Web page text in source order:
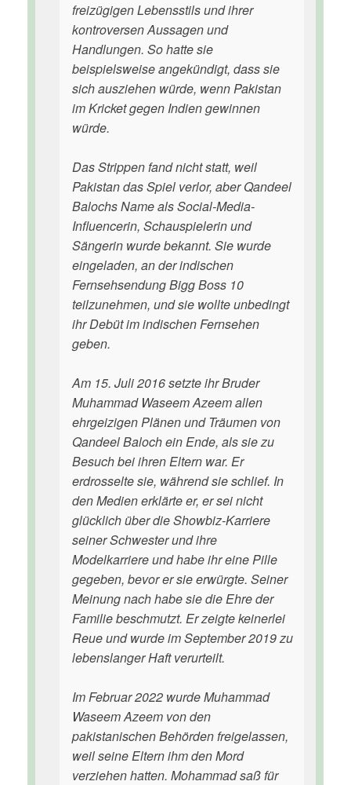
freizügigen Lebensstils und ihrer
kontroversen Aussagen und
Handlungen. So hatte sie
beispielsweise angekündigt, dass sie
sich ausziehen würde, wenn Pakistan
im Kricket gegen Indien gewinnen
würde.
Das Strippen fand nicht statt, weil
Pakistan das Spiel verlor, aber Qandeel
Balochs Name als Social-Media-
Influencerin, Schauspielerin und
Sängerin wurde bekannt. Sie wurde
eingeladen, an der indischen
Fernsehsendung Bigg Boss 10
teilzunehmen, und sie wollte unbedingt
ihr Debüt im indischen Fernsehen
geben.
Am 15. Juli 2016 setzte ihr Bruder
Muhammad Waseem Azeem allen
ehrgeizigen Plänen und Träumen von
Qandeel Baloch ein Ende, als sie zu
Besuch bei ihren Eltern war. Er
erdrosselte sie, während sie schlief. In
den Medien erklärte er, er sei nicht
glücklich über die Showbiz-Karriere
seiner Schwester und ihre
Modelkarriere und habe ihr eine Pille
gegeben, bevor er sie erwürgte. Seiner
Meinung nach habe sie die Ehre der
Familie beschmutzt. Er zeigte keinerlei
Reue und wurde im September 2019 zu
lebenslanger Haft verurteilt.
Im Februar 2022 wurde Muhammad
Waseem Azeem von den
pakistanischen Behörden freigelassen,
weil seine Eltern ihm den Mord
verziehen hatten. Mohammad saß für